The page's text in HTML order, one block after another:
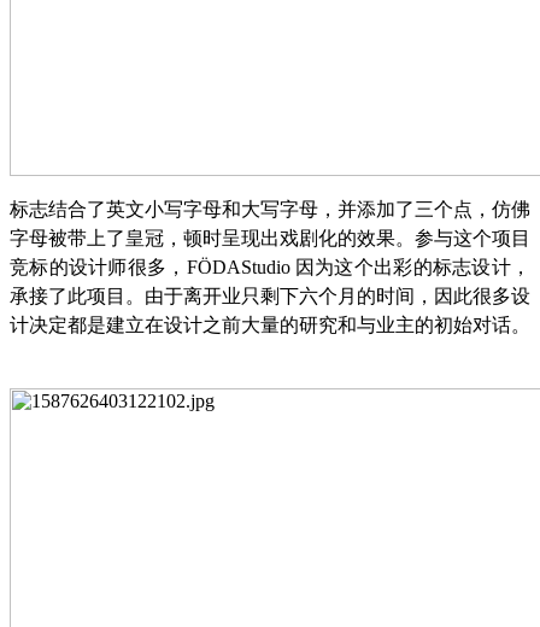
标志结合了英文小写字母和大写字母，并添加了三个点，仿佛
字母被带上了皇冠，顿时呈现出戏剧化的效果。参与这个项目
竞标的设计师很多， FÖDAStudio 因为这个出彩的标志设计，
承接了此项目。由于离开业只剩下六个月的时间，因此很多设
计决定都是建立在设计之前大量的研究和与业主的初始对话。